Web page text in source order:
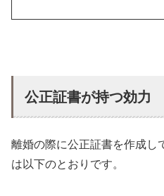
公正証書が持つ効力
離婚の際に公正証書を作成し
は以下のとおりです。